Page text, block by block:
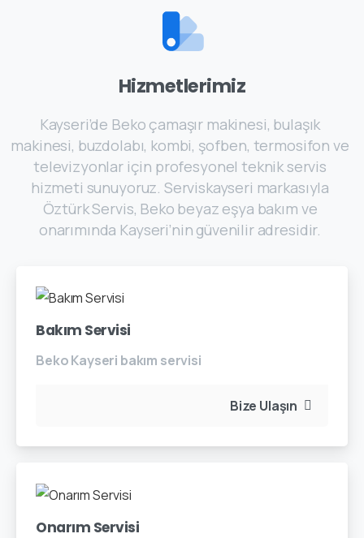
Hizmetlerimiz
Kayseri’de Beko çamaşır makinesi, bulaşık
makinesi, buzdolabı, kombi, şofben, termosifon ve
televizyonlar için profesyonel teknik servis
hizmeti sunuyoruz. Serviskayseri markasıyla
Öztürk Servis, Beko beyaz eşya bakım ve
onarımında Kayseri’nin güvenilir adresidir.
Bakım Servisi
Beko Kayseri bakım servisi
Bize Ulaşın
Onarım Servisi